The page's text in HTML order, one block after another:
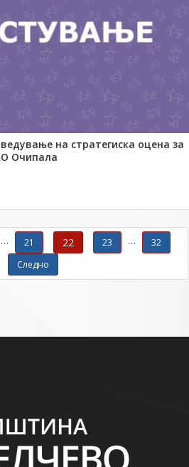
на стратегиска оцена за
Очипала
со објавувања
… 21 22 23 …
32
Следно